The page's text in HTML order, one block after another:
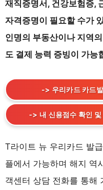
재직증명서, 건강보험증,
자격증명이 필요할 수가
인명의 부동산이나 지역
도 결제 능력 증빙이 가능
-> 우리카드 카드
-> 내 신용점수 확인
T라이트 뉴 우리카드 발
플에서 가능하며 해지 역
객센터 상담 전화를 통해